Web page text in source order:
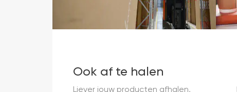
Ook af te halen
Liever jouw producten afhalen,